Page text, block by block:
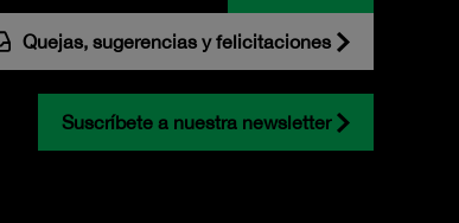
Quejas, sugerencias y felicitaciones
Suscríbete a nuestra newsletter